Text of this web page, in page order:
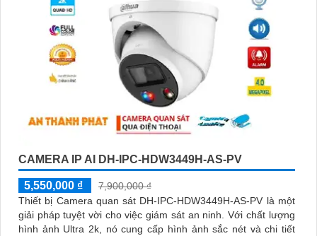
CAMERA IP AI DH-IPC-HDW3449H-AS-PV
5,550,000 ₫
7,900,000 ₫
Thiết bị Camera quan sát DH-IPC-HDW3449H-AS-PV là một
giải pháp tuyệt vời cho việc giám sát an ninh. Với chất lượng
hình ảnh Ultra 2k, nó cung cấp hình ảnh sắc nét và chi tiết